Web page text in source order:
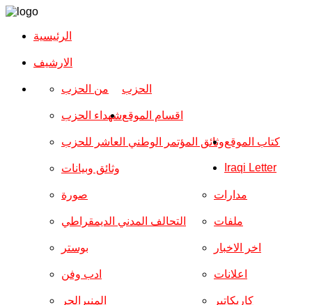
الرئيسية
الارشیف
الحزب من الحزب
شهداء الحزب
وثائق المؤتمر الوطني العاشر للحزب
وثائق وبيانات
اقسام الموقع
صورة
التحالف المدني الديمقراطي
بوستر
ادب وفن
المنبرالحر
مدارات
ملفات
اخر الاخبار
اعلانات
كاريكاتير
كتاب الموقع
Iraqi Letter